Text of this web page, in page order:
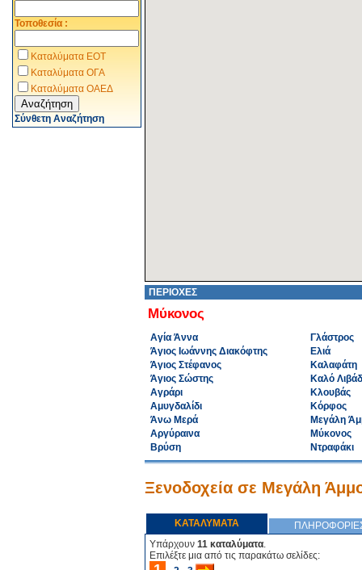
Τοποθεσία :
Καταλύματα ΕΟΤ
Καταλύματα ΟΓΑ
Καταλύματα ΟΑΕΔ
Σύνθετη Αναζήτηση
ΠΕΡΙΟΧΕΣ
Μύκονος
Αγία Άννα
Άγιος Ιωάννης Διακόφτης
Άγιος Στέφανος
Άγιος Σώστης
Αγράρι
Αμυγδαλίδι
Άνω Μερά
Αργύραινα
Βρύση
Γλάστρος
Ελιά
Καλαφάτη
Καλό
Κλουβάς
Κόρφος
Μεγάλη
Μύκονος
Ντραφάκι
Ξενοδοχεία σε Μεγάλη
ΚΑΤΑΛΥΜΑΤΑ
Υπάρχουν 11 καταλύματα.
Επιλέξτε μια από τις παρακάτω σελίδες: